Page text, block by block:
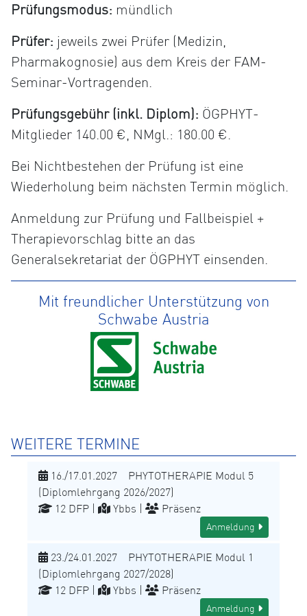
Prüfungsmodus: mündlich
Prüfer: jeweils zwei Prüfer (Medizin,
Pharmakognosie) aus dem Kreis der FAM-
Seminar-Vortragenden.
Prüfungsgebühr (inkl. Diplom): ÖGPHYT-
Mitglieder 140.00 €, NMgl.: 180.00 €.
Bei Nichtbestehen der Prüfung ist eine
Wiederholung beim nächsten Termin möglich.
Anmeldung zur Prüfung und Fallbeispiel +
Therapievorschlag bitte an das
Generalsekretariat der ÖGPHYT einsenden.
Mit freundlicher Unterstützung von
Schwabe Austria
WEITERE TERMINE
16./17.01.2027 PHYTOTHERAPIE Modul 5
(Diplomlehrgang 2026/2027)
12 DFP |
Ybbs | Präsenz
Anmeldung
23./24.01.2027 PHYTOTHERAPIE Modul 1
(Diplomlehrgang 2027/2028)
12 DFP |
Ybbs | Präsenz
Anmeldung